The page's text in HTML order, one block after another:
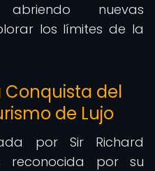
nuevas
los límites de la
Conquista del
de Lujo
por Sir Richard
reconocida por su